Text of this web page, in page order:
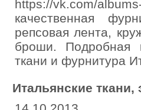
https://vk.com/
качественная
репсовая лента,
броши. Подробная
ткани и фурнитура
Итальянские ткани,